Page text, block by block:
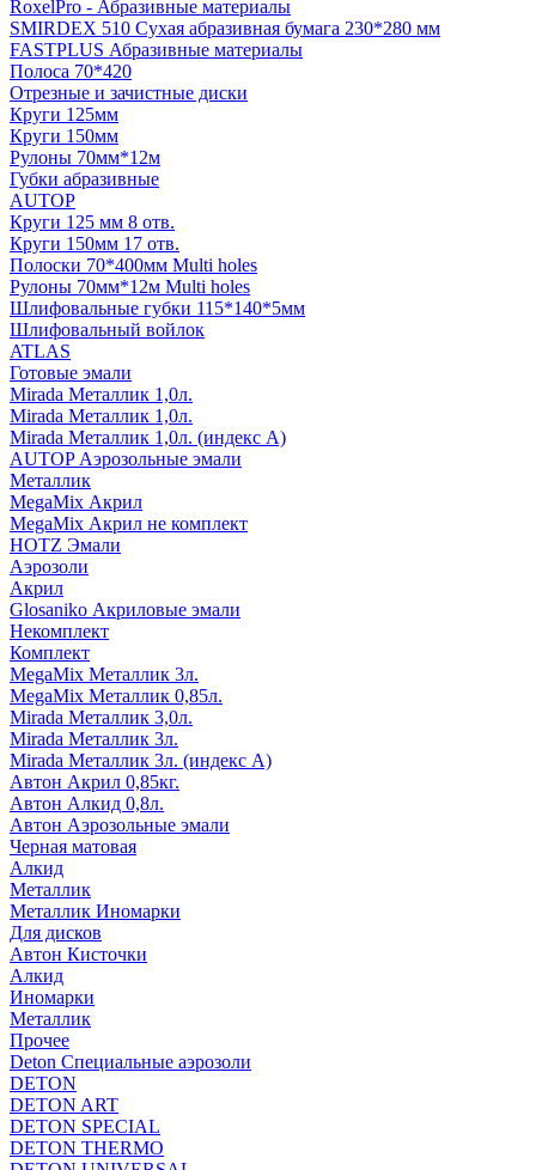
RoxelPro - Абразивные материалы
SMIRDEX 510 Сухая абразивная бумага 230*280 мм
FASTPLUS Абразивные материалы
Полоса 70*420
Отрезные и зачистные диски
Круги 125мм
Круги 150мм
Рулоны 70мм*12м
Губки абразивные
AUTOP
Круги 125 мм 8 отв.
Круги 150мм 17 отв.
Полоски 70*400мм Multi holes
Рулоны 70мм*12м Multi holes
Шлифовальные губки 115*140*5мм
Шлифовальный войлок
ATLAS
Готовые эмали
Mirada Металлик 1,0л.
Mirada Металлик 1,0л.
Mirada Металлик 1,0л. (индекс А)
AUTOP Аэрозольные эмали
Металлик
MegaMix Акрил
MegaMix Акрил не комплект
HOTZ Эмали
Аэрозоли
Акрил
Glosaniko Акриловые эмали
Некомплект
Комплект
MegaMix Металлик 3л.
MegaMix Металлик 0,85л.
Mirada Металлик 3,0л.
Mirada Металлик 3л.
Mirada Металлик 3л. (индекс А)
Автон Акрил 0,85кг.
Автон Алкид 0,8л.
Автон Аэрозольные эмали
Черная матовая
Алкид
Металлик
Металлик Иномарки
Для дисков
Автон Кисточки
Алкид
Иномарки
Металлик
Прочее
Deton Специальные аэрозоли
DETON
DETON ART
DETON SPECIAL
DETON THERMO